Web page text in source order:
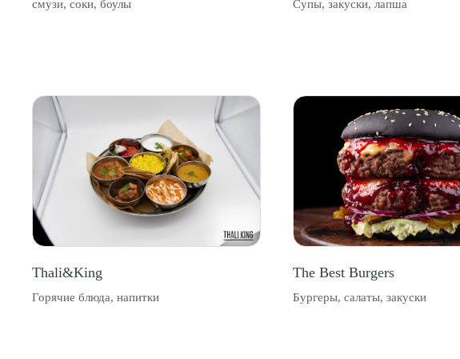
смузи, соки, боулы Супы, закуски, лапша
Thali&King
Горячие блюда, напитки
The Best Burgers
Бургеры, салаты, закуски
Корнеры
Афиша
Арендаторам
Доставка
ПРАВИЛА